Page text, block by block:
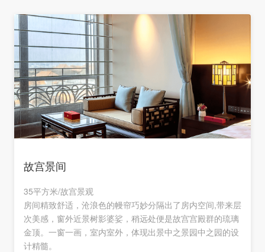
故宫景间
35平方米/故宫景观
房间精致舒适，沧浪色的幔帘巧妙分隔出了房内空间,带来层
次美感，窗外近景树影婆娑，稍远处便是故宫宫殿群的琉璃
金顶。一窗一画，室内室外，体现出景中之景园中之园的设
计精髓。